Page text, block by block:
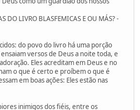
DO LIVRO BLASFEMICAS E OU MÁS? -
do povo do livro há uma porção
versos de Deus a noite toda, e
Eles acreditam em Deus e no
o que é certo e proíbem o que é
em boas ações: Eles estão nas
inimigos dos fiéis, entre os